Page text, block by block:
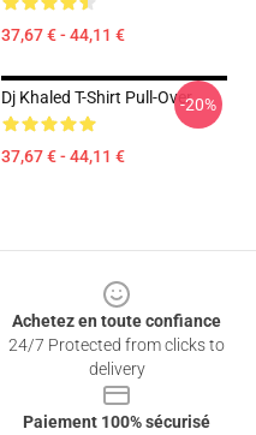
37,67 € - 44,11 €
Dj Khaled T-Shirt Pull-Over
37,67 € - 44,11 €
-20%
Achetez en toute confiance
24/7 Protected from clicks to
delivery
Paiement 100% sécurisé